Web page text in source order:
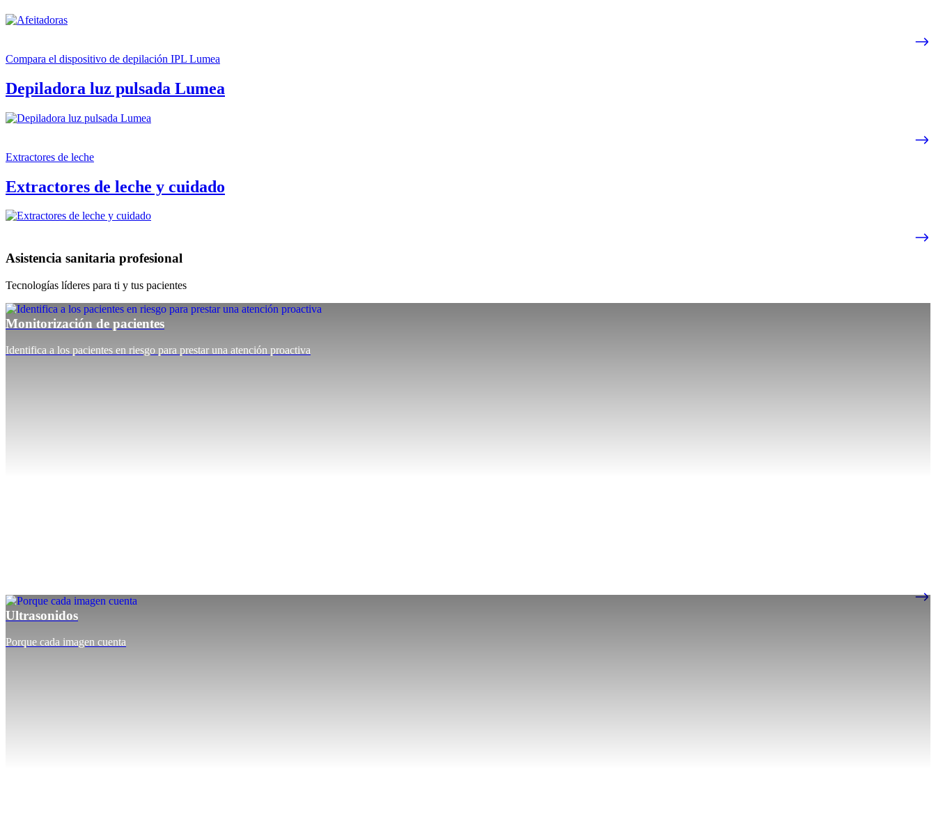
Compara el dispositivo de depilación IPL Lumea
Depiladora luz pulsada Lumea
Extractores de leche
Extractores de leche y cuidado
Asistencia sanitaria profesional
Tecnologías líderes para ti y tus pacientes
Monitorización de pacientes
Identifica a los pacientes en riesgo para prestar una atención proactiva
Ultrasonidos
Porque cada imagen cuenta